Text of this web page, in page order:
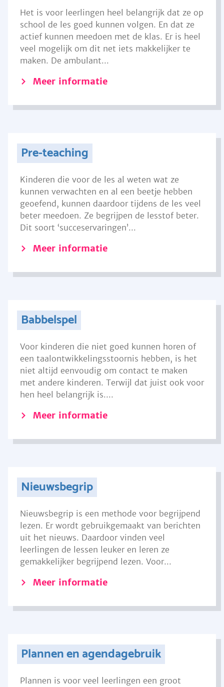
Het is voor leerlingen heel belangrijk dat ze op
school de les goed kunnen volgen. En dat ze
actief kunnen meedoen met de klas. Er is heel
veel mogelijk om dit net iets makkelijker te
maken. De ambulant...
Meer informatie
Pre-teaching
Kinderen die voor de les al weten wat ze
kunnen verwachten en al een beetje hebben
geoefend, kunnen daardoor tijdens de les veel
beter meedoen. Ze begrijpen de lesstof beter.
Dit soort ‘succeservaringen’...
Meer informatie
Babbelspel
Voor kinderen die niet goed kunnen horen of
een taalontwikkelingsstoornis hebben, is het
niet altijd eenvoudig om contact te maken
met andere kinderen. Terwijl dat juist ook voor
hen heel belangrijk is....
Meer informatie
Nieuwsbegrip
Nieuwsbegrip is een methode voor begrijpend
lezen. Er wordt gebruikgemaakt van berichten
uit het nieuws. Daardoor vinden veel
leerlingen de lessen leuker en leren ze
gemakkelijker begrijpend lezen. Voor...
Meer informatie
Plannen en agendagebruik
Plannen is voor veel leerlingen een groot